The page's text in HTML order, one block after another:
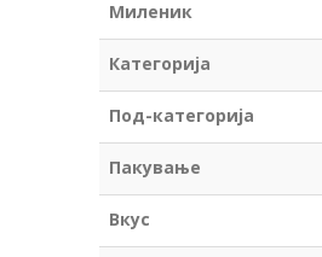
Миленик
Категорија
Под-категорија
Пакување
Вкус